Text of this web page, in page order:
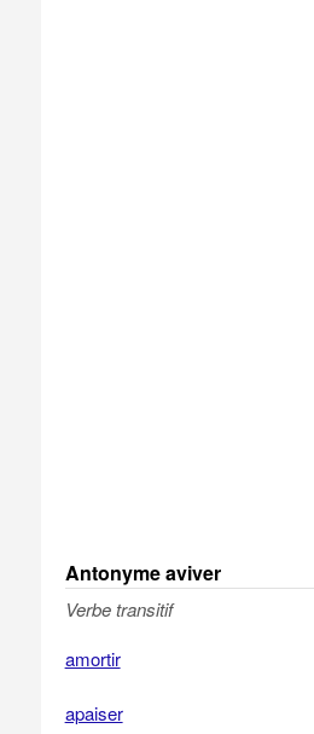
Antonyme aviver
Verbe transitif
amortir
apaiser